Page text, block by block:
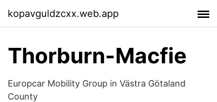
kopavguldzcxx.web.app
Thorburn-Macfie
Europcar Mobility Group in Västra Götaland
County